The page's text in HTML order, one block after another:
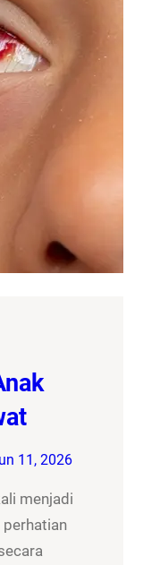
11, 2026
menjadi
perhatian